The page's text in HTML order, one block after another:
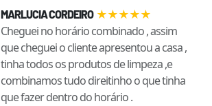
MARLUCIA CORDEIRO ★★★★★
Cheguei no horário combinado , assim
que cheguei o cliente apresentou a casa ,
tinha todos os produtos de limpeza ,e
combinamos tudo direitinho o que tinha
que fazer dentro do horário .